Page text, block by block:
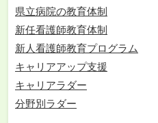
県立病院の教育体制
新任看護師教育体制
新人看護師教育プログラム
キャリアアップ支援
キャリアラダー
分野別ラダー